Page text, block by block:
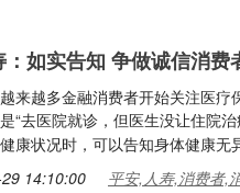
如实告知 争做诚信消费
来越多金融消费者开始关注医疗
“去医院就诊，但医生没让住院
康状况时，可以告知身体健康无
14:10:00 平安,人寿,消费者,